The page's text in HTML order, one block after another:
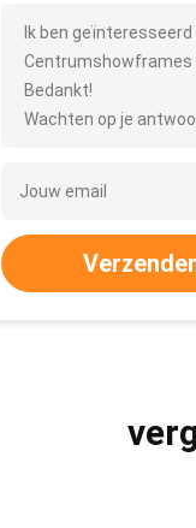
Ik ben
Centrumshowframes
Bedankt!
Wachten op je